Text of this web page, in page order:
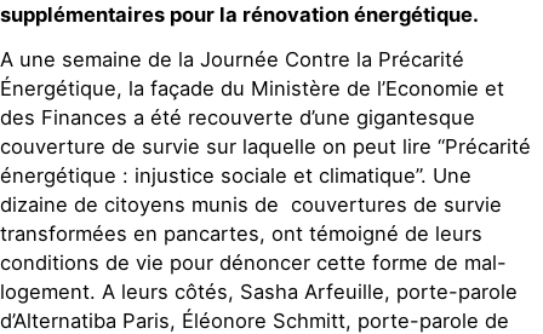
supplémentaires pour la rénovation énergétique.
A une semaine de la Journée Contre la Précarité
Énergétique, la façade du Ministère de l’Economie et
des Finances a été recouverte d’une gigantesque
couverture de survie sur laquelle on peut lire “Précarité
énergétique : injustice sociale et climatique”. Une
dizaine de citoyens munis de couvertures de survie
transformées en pancartes, ont témoigné de leurs
conditions de vie pour dénoncer cette forme de mal-
logement. A leurs côtés, Sasha Arfeuille, porte-parole
d’Alternatiba Paris, Éléonore Schmitt, porte-parole de